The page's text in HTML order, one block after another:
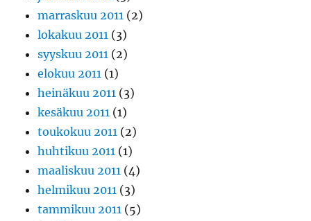
marraskuu 2011 (2)
lokakuu 2011 (3)
syyskuu 2011 (2)
elokuu 2011 (1)
heinäkuu 2011 (3)
kesäkuu 2011 (1)
toukokuu 2011 (2)
huhtikuu 2011 (1)
maaliskuu 2011 (4)
helmikuu 2011 (3)
tammikuu 2011 (5)